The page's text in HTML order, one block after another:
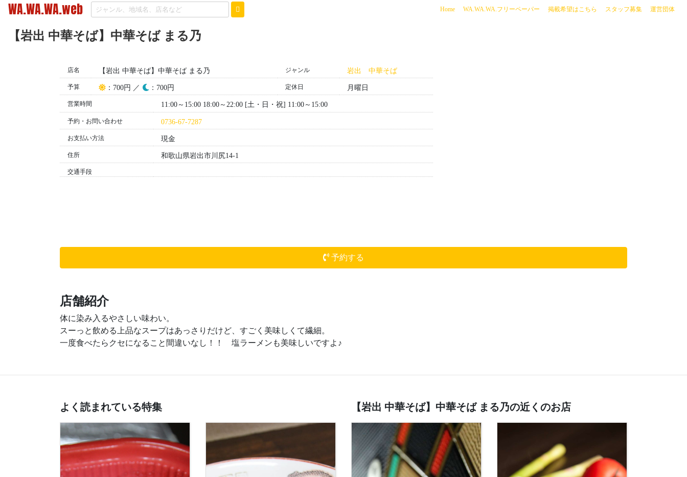
WA.WA.WA.web Home(current)
WA.WA.WA.フリーペーパー 掲載希望はこちら スタッフ募集 運営団体
【岩出 中華そば】中華そば まる乃
店名 【岩出 中華そば】中華そば まる乃 ジャンル 岩出 中華そば
予算 昼
：700円 ／ 夜
：700円 定休日 月曜日
営業時間 11:00～15:00 18:00～22:00 [土・日・祝] 11:00～15:00
予約・お問い合わせ 0736-67-7287
お支払い方法 現金
住所 和歌山県岩出市川尻14-1
交通手段
予約する
店舗紹介
体に染み入るやさしい味わい。
スーっと飲める上品なスープはあっさりだけど、すごく美味しくて繊細。
一度食べたらクセになること間違いなし！！ 塩ラーメンも美味しいですよ♪
よく読まれている特集 【岩出 中華そば】中華そば まる乃の近くのお店